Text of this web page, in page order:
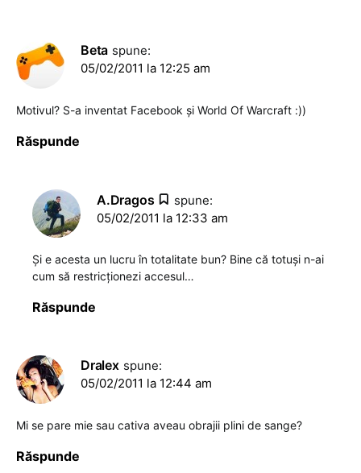
Beta spune:
05/02/2011 la 12:25 am
Motivul? S-a inventat Facebook și World Of Warcraft :))
Răspunde
A.Dragos
spune:
05/02/2011 la 12:33 am
Şi e acesta un lucru în totalitate bun? Bine că totuşi n-ai
cum să restricţionezi accesul…
Răspunde
Dralex spune:
05/02/2011 la 12:44 am
Mi se pare mie sau cativa aveau obrajii plini de sange?
Răspunde